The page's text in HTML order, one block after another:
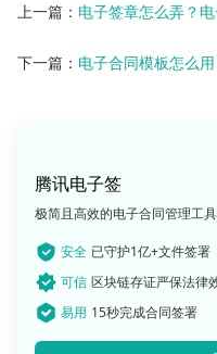
上一篇： 电子签章怎么弄？
下一篇： 电子合同模板怎么
腾讯电子签
极简且高效的电子合同管理工具
安全 已守护1亿+文件签署
可信 区块链存证严保法律
易用 15秒完成合同签署